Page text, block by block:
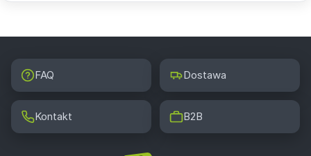
FAQ Dostawa
Kontakt B2B